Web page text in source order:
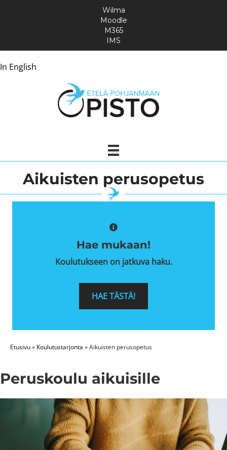
In English
Wilma
Moodle
M365
IMS
Aikuisten perusopetus
Hae mukaan!
Koulutukseen on jatkuva haku.
HAE TÄSTÄ!
Etusivu» Koulutustarjonta »Aikuisten perusopetus
Peruskoulu aikuisille